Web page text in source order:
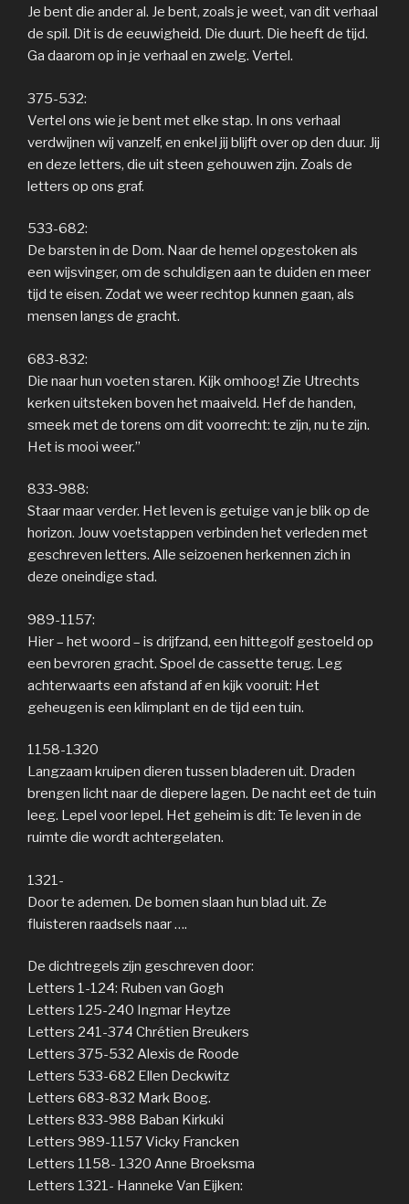
Je bent die ander al. Je bent, zoals je weet, van dit verhaal
de spil. Dit is de eeuwigheid. Die duurt. Die heeft de tijd.
Ga daarom op in je verhaal en zwelg. Vertel.
375-532:
Vertel ons wie je bent met elke stap. In ons verhaal
verdwijnen wij vanzelf, en enkel jij blijft over op den duur. Jij
en deze letters, die uit steen gehouwen zijn. Zoals de
letters op ons graf.
533-682:
De barsten in de Dom. Naar de hemel opgestoken als
een wijsvinger, om de schuldigen aan te duiden en meer
tijd te eisen. Zodat we weer rechtop kunnen gaan, als
mensen langs de gracht.
683-832:
Die naar hun voeten staren. Kijk omhoog! Zie Utrechts
kerken uitsteken boven het maaiveld. Hef de handen,
smeek met de torens om dit voorrecht: te zijn, nu te zijn.
Het is mooi weer.”
833-988:
Staar maar verder. Het leven is getuige van je blik op de
horizon. Jouw voetstappen verbinden het verleden met
geschreven letters. Alle seizoenen herkennen zich in
deze oneindige stad.
989-1157:
Hier – het woord – is drijfzand, een hittegolf gestoeld op
een bevroren gracht. Spoel de cassette terug. Leg
achterwaarts een afstand af en kijk vooruit: Het
geheugen is een klimplant en de tijd een tuin.
1158-1320
Langzaam kruipen dieren tussen bladeren uit. Draden
brengen licht naar de diepere lagen. De nacht eet de tuin
leeg. Lepel voor lepel. Het geheim is dit: Te leven in de
ruimte die wordt achtergelaten.
1321-
Door te ademen. De bomen slaan hun blad uit. Ze
fluisteren raadsels naar ….
De dichtregels zijn geschreven door:
Letters 1-124: Ruben van Gogh
Letters 125-240 Ingmar Heytze
Letters 241-374 Chrétien Breukers
Letters 375-532 Alexis de Roode
Letters 533-682 Ellen Deckwitz
Letters 683-832 Mark Boog.
Letters 833-988 Baban Kirkuki
Letters 989-1157 Vicky Francken
Letters 1158- 1320 Anne Broeksma
Letters 1321- Hanneke Van Eijken: